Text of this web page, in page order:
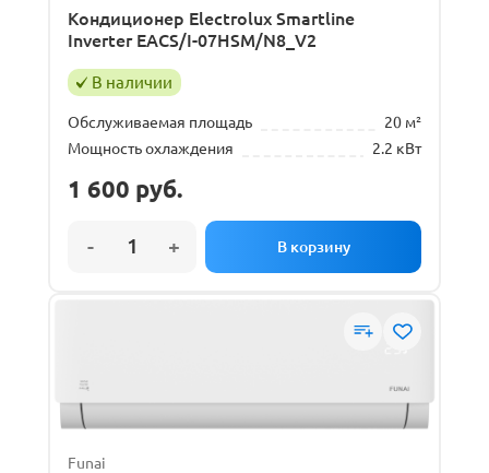
Кондиционер Electrolux Smartline
Inverter EACS/I-07HSM/N8_V2
В наличии
Обслуживаемая площадь
20 м²
Мощность охлаждения
2.2 кВт
1 600 руб.
Funai